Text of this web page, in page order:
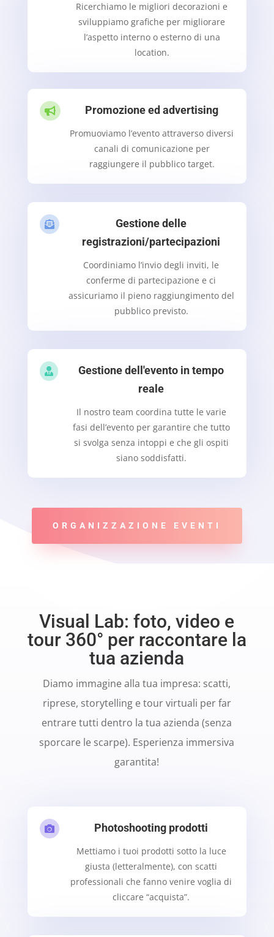
Ricerchiamo le migliori decorazioni e
sviluppiamo grafiche per migliorare
l’aspetto interno o esterno di una
location.
 Promozione ed advertising
Promuoviamo l’evento attraverso diversi
canali di comunicazione per
raggiungere il pubblico target.

Gestione delle
registrazioni/partecipazioni
Coordiniamo l’invio degli inviti, le
conferme di partecipazione e ci
assicuriamo il pieno raggiungimento del
pubblico previsto.

Gestione dell'evento in tempo
reale
Il nostro team coordina tutte le varie
fasi dell’evento per garantire che tutto
si svolga senza intoppi e che gli ospiti
siano soddisfatti.
ORGANIZZAZIONE EVENTI
Visual Lab: foto, video e
tour 360° per raccontare la
tua azienda
Diamo immagine alla tua impresa: scatti,
riprese, storytelling e tour virtuali per far
entrare tutti dentro la tua azienda (senza
sporcare le scarpe). Esperienza immersiva
garantita!
 Photoshooting prodotti
Mettiamo i tuoi prodotti sotto la luce
giusta (letteralmente), con scatti
professionali che fanno venire voglia di
cliccare “acquista”.